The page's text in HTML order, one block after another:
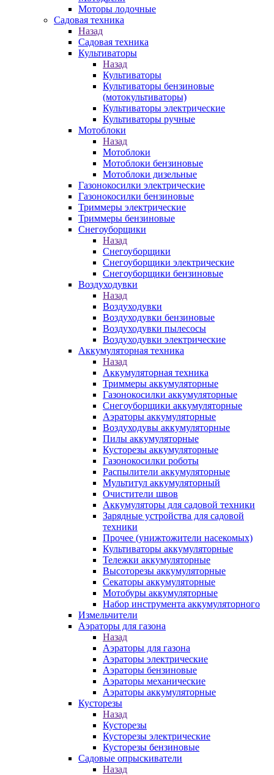
Моторы лодочные
Садовая техника
Назад
Садовая техника
Культиваторы
Назад
Культиваторы
Культиваторы бензиновые
(мотокультиваторы)
Культиваторы электрические
Культиваторы ручные
Мотоблоки
Назад
Мотоблоки
Мотоблоки бензиновые
Мотоблоки дизельные
Газонокосилки электрические
Газонокосилки бензиновые
Триммеры электрические
Триммеры бензиновые
Снегоуборщики
Назад
Снегоуборщики
Снегоуборщики электрические
Снегоуборщики бензиновые
Воздуходувки
Назад
Воздуходувки
Воздуходувки бензиновые
Воздуходувки пылесосы
Воздуходувки электрические
Аккумуляторная техника
Назад
Аккумуляторная техника
Триммеры аккумуляторные
Газонокосилки аккумуляторные
Снегоуборщики аккумуляторные
Аэраторы аккумуляторные
Воздуходувы аккумуляторные
Пилы аккумуляторные
Кусторезы аккумуляторные
Газонокосилки роботы
Распылители аккумуляторные
Мультитул аккумуляторный
Очистители швов
Аккумуляторы для садовой техники
Зарядные устройства для садовой
техники
Прочее (унижтожители насекомых)
Культиваторы аккумуляторные
Тележки аккумуляторные
Высоторезы аккумуляторные
Секаторы аккумуляторные
Мотобуры аккумуляторные
Набор инструмента аккумуляторного
Измельчители
Аэраторы для газона
Назад
Аэраторы для газона
Аэраторы электрические
Аэраторы бензиновые
Аэраторы механические
Аэраторы аккумуляторные
Кусторезы
Назад
Кусторезы
Кусторезы электрические
Кусторезы бензиновые
Садовые опрыскиватели
Назад